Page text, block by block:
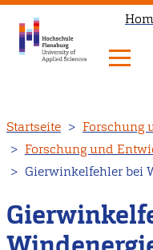
zum
Inhalt
Startseite
Forschung
Forschung und
Gierwinkelfehler bei